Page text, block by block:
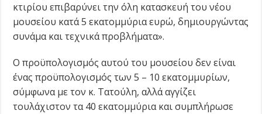
κτιρίου επιβαρύνει την όλη κατασκευή του νέου
μουσείου κατά 5 εκατομμύρια ευρώ, δημιουργώντας
συνάμα και τεχνικά προβλήματα».
Ο προϋπολογισμός αυτού του μουσείου δεν είναι
ένας προϋπολογισμός των 5 – 10 εκατομμυρίων,
σύμφωνα με τον κ. Τατούλη, αλλά αγγίζει
τουλάχιστον τα 40 εκατομμύρια και συμπλήρωσε